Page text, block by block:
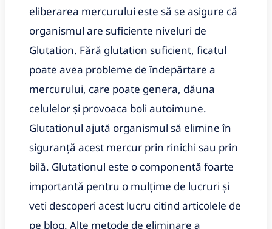
eliberarea mercurului este să se asigure că
organismul are suficiente niveluri de
Glutation. Fără glutation suficient, ficatul
poate avea probleme de îndepărtare a
mercurului, care poate genera, dăuna
celulelor și provoaca boli autoimune.
Glutationul ajută organismul să elimine în
siguranță acest mercur prin rinichi sau prin
bilă. Glutationul este o componentă foarte
importantă pentru o mulțime de lucruri și
veti descoperi acest lucru citind articolele de
pe blog. Alte metode de eliminare a